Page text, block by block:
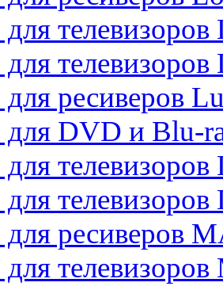
телевизоров
ресиверов
DVD и Blu-
телевизоров
телевизоров
ресиверов
телевизоров